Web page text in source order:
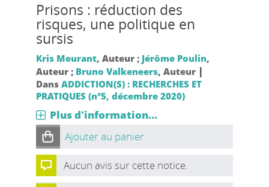
Prisons : réduction des
risques, une politique en
sursis
Kris Meurant, Auteur ; Jérôme Poulin,
Auteur ; Bruno Valkeneers, Auteur |
Dans ADDICTION(S) : RECHERCHES ET
PRATIQUES (n°5, décembre 2020)
Plus d'information...
Ajouter au panier
Aucun avis sur cette notice.